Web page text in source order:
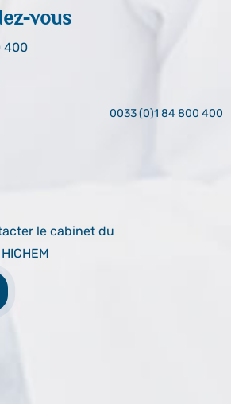
vous
400
0033 (0)1 84 800 400
le cabinet du